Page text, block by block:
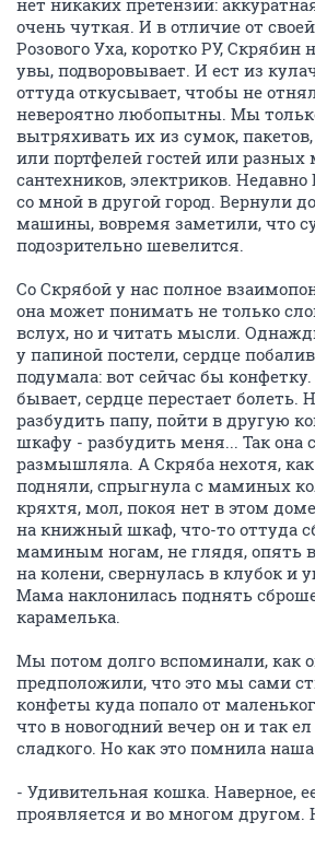
нет никаких претензий:
очень чуткая. И в отличие от
Розового Уха, коротко РУ, Скрябин
увы, подворовывает. И ест из
оттуда откусывает, чтобы не
невероятно любопытны. Мы
вытряхивать их из сумок,
или портфелей гостей или разных
сантехников, электриков.
со мной в другой город. Вернули
машины, вовремя заметили, что
подозрительно шевелится.
Со Скрябой у нас полное
она может понимать не только
вслух, но и читать мысли.
у папиной постели, сердце
подумала: вот сейчас бы
бывает, сердце перестает болеть.
разбудить папу, пойти в другую
шкафу - разбудить меня... Так она
размышляла. А Скряба нехотя,
подняли, спрыгнула с маминых
кряхтя, мол, покоя нет в этом
на книжный шкаф, что-то оттуда
маминым ногам, не глядя, опять
на колени, свернулась в клубок и
Мама наклонилась поднять
карамелька.
Мы потом долго вспоминали, как
предположили, что это мы сами
конфеты куда попало от
что в новогодний вечер он и так
сладкого. Но как это помнила
- Удивительная кошка. Наверное,
проявляется и во многом другом.